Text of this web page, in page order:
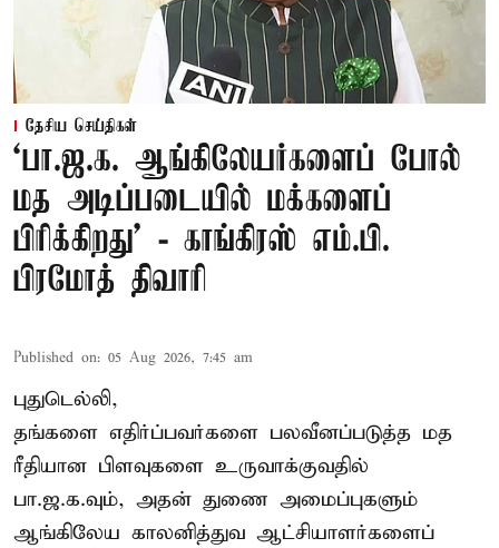
தேசிய செய்திகள்
‘பா.ஜ.க. ஆங்கிலேயர்களைப் போல்
மத அடிப்படையில் மக்களைப்
பிரிக்கிறது’ - காங்கிரஸ் எம்.பி.
பிரமோத் திவாரி
Published on: 05 Aug 2026, 7:45 am
புதுடெல்லி,
தங்களை எதிர்ப்பவர்களை பலவீனப்படுத்த மத
ரீதியான பிளவுகளை உருவாக்குவதில்
பா.ஜ.க.வும், அதன் துணை அமைப்புகளும்
ஆங்கிலேய காலனித்துவ ஆட்சியாளர்களைப்